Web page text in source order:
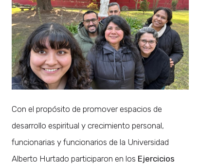
Con el propósito de promover espacios de
desarrollo espiritual y crecimiento personal,
funcionarias y funcionarios de la Universidad
Alberto Hurtado participaron en los Ejercicios